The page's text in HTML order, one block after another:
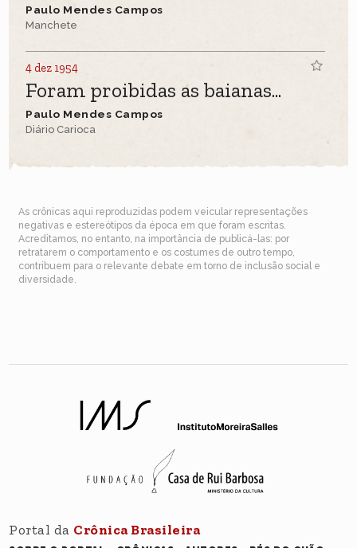
Paulo Mendes Campos
Manchete
4 dez 1954
Foram proibidas as baianas...
Paulo Mendes Campos
Diário Carioca
As crônicas aqui reproduzidas podem veicular representações
negativas e estereótipos da época em que foram escritas.
Acreditamos, no entanto, na importância de publicá-las: por
retratarem o comportamento e os costumes de outro tempo,
contribuem para o relevante debate em torno de inclusão social e
diversidade.
Portal da Crônica Brasileira